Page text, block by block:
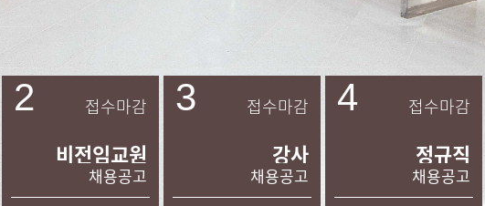
2
비전임교원
채용공고
접수마감 3
강사
채용공고
접수마감 4
정규직
접수마감
채용공고